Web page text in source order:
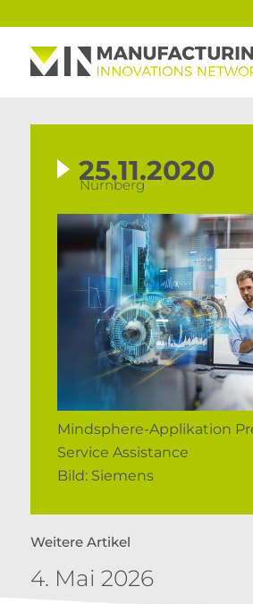
25.11.2020
Nürnberg
Mindsphere-Applikation
Service Assistance
Bild: Siemens
Weitere Artikel
4. Mai 2026